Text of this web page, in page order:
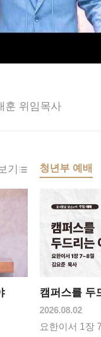
훈 위임목사
기 청년부 예배
캠퍼스를 두
2026.08.02
요한이서 1장